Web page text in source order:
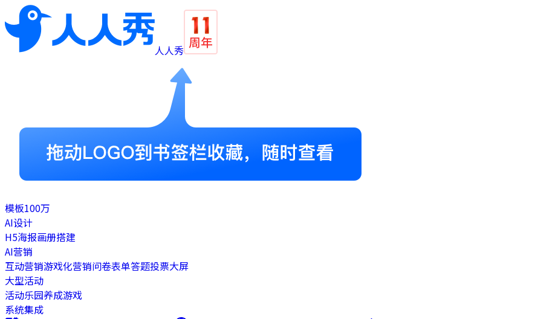
人人秀
模板100万
AI设计
H5海报画册搭建
AI营销
互动营销游戏化营销问卷表单答题投票大屏
大型活动
活动乐园养成游戏
系统集成